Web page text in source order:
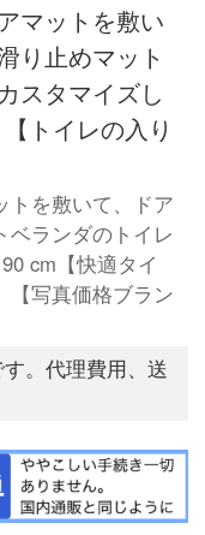
マットを敷い
り止めマット
スタマイズし
トイレの入り
トを敷いて、ドア
ベランダのトイレ
cm【快適タイ
【写真価格ブラン
。代理費用、送